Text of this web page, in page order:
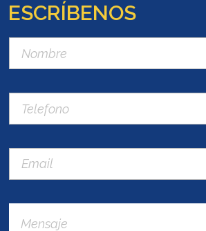
ESCRÍBENOS